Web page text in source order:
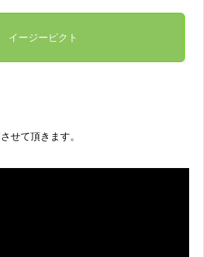
イージーピクト
せて頂きます。